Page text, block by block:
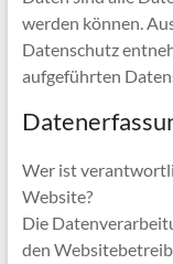
werden können.
Datenschutz
aufgeführten
Wer ist
Website?
Die
den